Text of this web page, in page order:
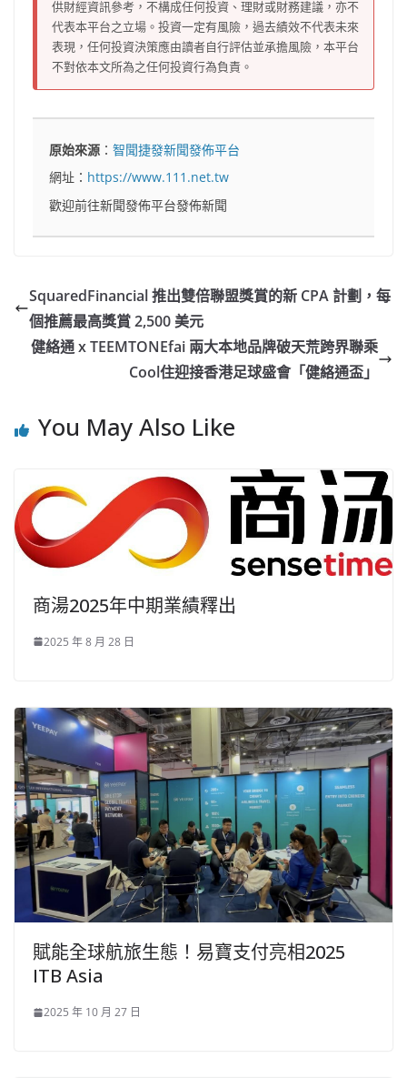
供財經資訊參考，不構成任何投資、理財或財務建議，亦不
代表本平台之立場。投資一定有風險，過去績效不代表未來
表現，任何投資決策應由讀者自行評估並承擔風險，本平台
不對依本文所為之任何投資行為負責。
原始來源 ：智聞捷發新聞發佈平台
網址： https://www.111.net.tw
歡迎前往新聞發佈平台發佈新聞
SquaredFinancial 推出雙倍聯盟獎賞的新 CPA 計劃，每
個推薦最高獎賞 2,500 美元
健絡通 x TEEMTONEfai 兩大本地品牌破天荒跨界聯乘
Cool住迎接香港足球盛會「健絡通盃」
You May Also Like
商湯2025年中期業績釋出
2025 年 8 月 28 日
賦能全球航旅生態！易寶支付亮相2025
ITB Asia
2025 年 10 月 27 日